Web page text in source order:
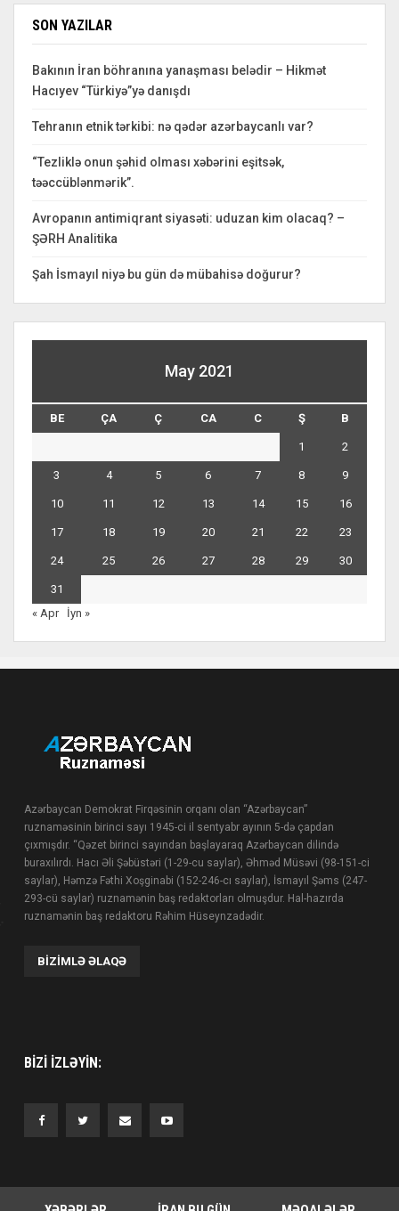
SON YAZILAR
Bakının İran böhranına yanaşması belədir – Hikmət
Hacıyev “Türkiyə”yə danışdı
Tehranın etnik tərkibi: nə qədər azərbaycanlı var?
“Tezliklə onun şəhid olması xəbərini eşitsək,
təəccüblənmərik”.
Avropanın antimiqrant siyasəti: uduzan kim olacaq? –
ŞƏRH Analitika
Şah İsmayıl niyə bu gün də mübahisə doğurur?
May 2021
BE ÇA Ç CA C Ş B
1 2
3 4 5 6 7 8 9
10 11 12 13 14 15 16
17 18 19 20 21 22 23
24 25 26 27 28 29 30
31
« Apr
İyn »
Azərbaycan Demokrat Firqəsinin orqanı olan “Azərbaycan”
ruznaməsinin birinci sayı 1945-ci il sentyabr ayının 5-də çapdan
çıxmışdır. “Qəzet birinci sayından başlayaraq Azərbaycan dilində
buraxılırdı. Hacı Əli Şəbüstəri (1-29-cu saylar), Əhməd Müsəvi (98-151-ci
saylar), Həmzə Fəthi Xoşginabi (152-246-cı saylar), İsmayıl Şəms (247-
293-cü saylar) ruznamənin baş redaktorları olmuşdur. Hal-hazırda
ruznamənin baş redaktoru Rəhim Hüseynzadədir.
BIZIMLƏ ƏLAQƏ
BIZI IZLƏYIN: